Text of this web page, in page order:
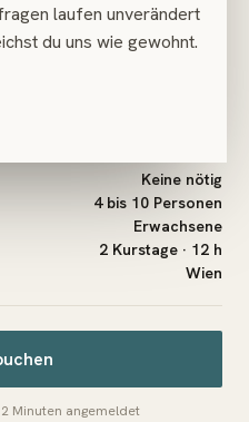
laufen unverändert
du uns wie gewohnt.
Keine nötig
4 bis 10 Personen
Erwachsene
2 Kurstage · 12 h
Wien
Minuten angemeldet